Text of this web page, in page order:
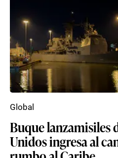
Buque lanzamisiles
Unidos ingresa al
Global